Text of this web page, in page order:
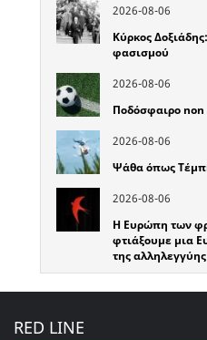
2026-08-06
Κύρκος
φασισμού
2026-08-06
Ποδόσφαιρο non
2026-08-06
Ψάθα όπως
2026-08-06
Η Ευρώπη των
φτιάξουμε μια
της αλληλεγγύης
RED LINE